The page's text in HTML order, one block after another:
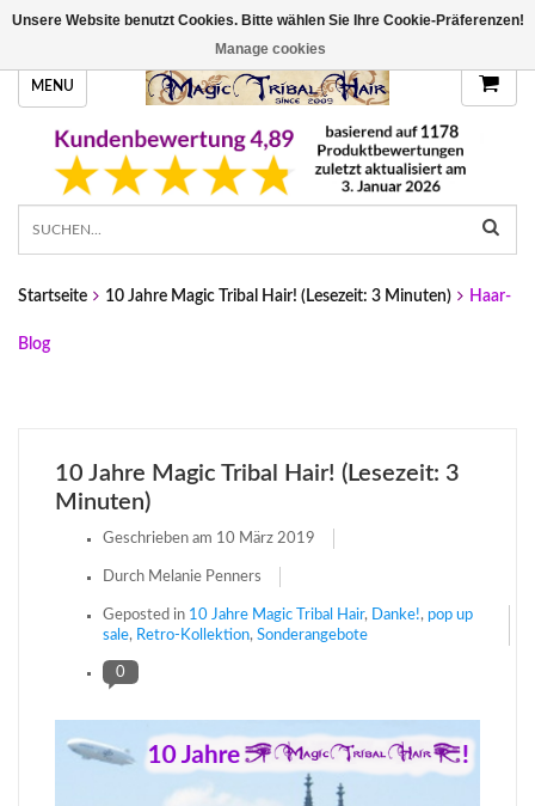
HANDGEFERTIGTE HAARTEILE, DEINE FARBE
MENU
Startseite 10 Jahre Magic Tribal Hair! (Lesezeit: 3 Minuten) Haar-
Blog
10 Jahre Magic Tribal Hair! (Lesezeit: 3
Minuten)
Geschrieben am 10 März 2019
Durch Melanie Penners
Geposted in 10 Jahre Magic Tribal Hair, Danke!, pop up
sale, Retro-Kollektion, Sonderangebote
0
Unsere Website benutzt Cookies. Bitte wählen Sie Ihre Cookie-Präferenzen!
Manage cookies